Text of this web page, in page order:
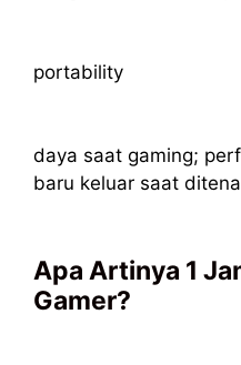
portability
daya saat gaming;
baru keluar saat
Apa Artinya 1
Gamer?